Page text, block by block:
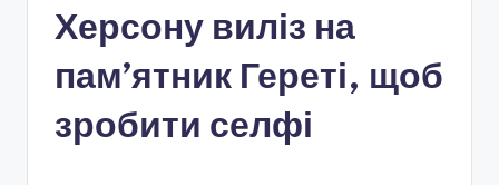
Херсону виліз на
пам’ятник Гереті, щоб
зробити селфі